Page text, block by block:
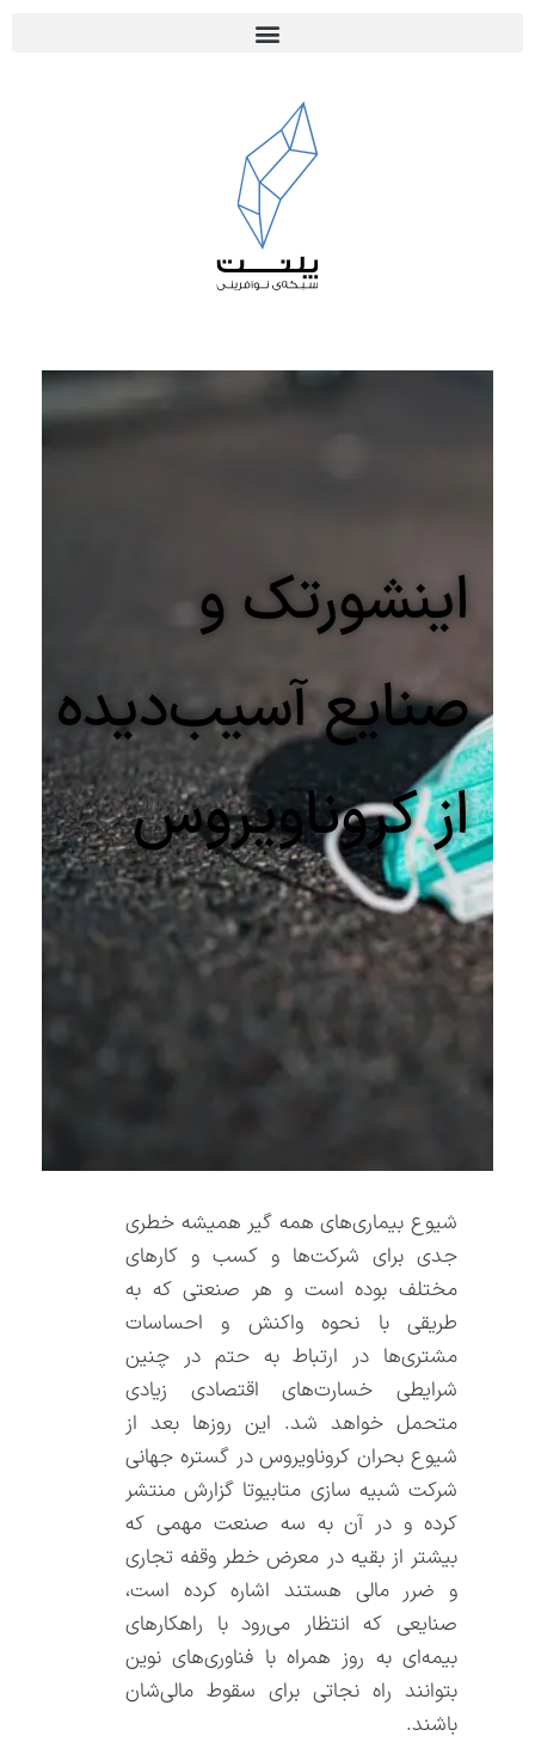
اینشورتک و
صنایع آسیب‌دیده
از کروناویروس
شیوع بیماری‌های همه گیر همیشه خطری
جدی برای شرکت‌ها و کسب و کارهای
مختلف بوده است و هر صنعتی که به
طریقی با نحوه واکنش و احساسات
مشتری‌ها در ارتباط به حتم در چنین
شرایطی خسارت‌های اقتصادی زیادی
متحمل خواهد شد. این روزها بعد از
شیوع بحران کروناویروس در گستره جهانی
شرکت شبیه سازی متابیوتا گزارش منتشر
کرده و در آن به سه صنعت مهمی که
بیشتر از بقیه در معرض خطر وقفه تجاری
و ضرر مالی هستند اشاره کرده است،
صنایعی که انتظار می‌رود با راهکارهای
بیمه‌ای به روز همراه با فناوری‌های نوین
بتوانند راه نجاتی برای سقوط مالی‌شان
باشند.